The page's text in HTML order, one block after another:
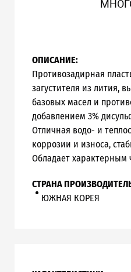
ОПИСАНИЕ:
Противозадирная
загустителя из лития,
базовых масел и
добавлением 3%
Отличная водо- и
коррозии и износа,
Обладает характерным
СТРАНА
ЮЖНАЯ КОРЕЯ